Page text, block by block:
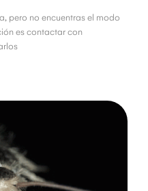
pero no encuentras el modo
es contactar con